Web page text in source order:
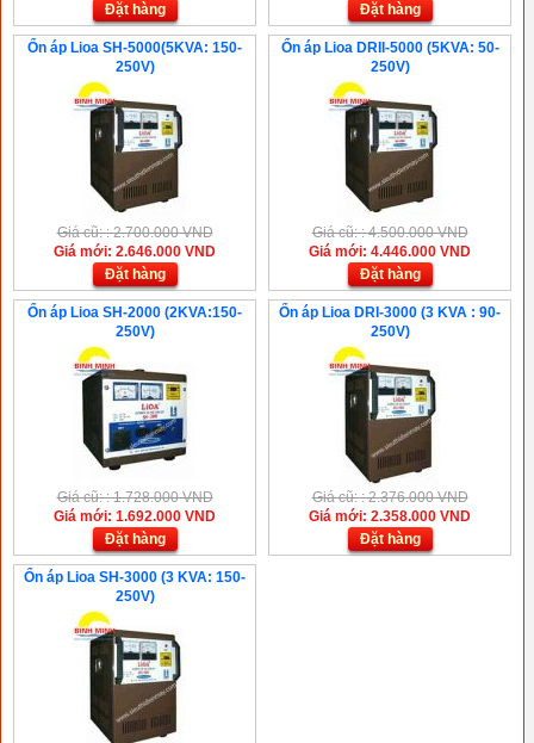
Đặt hàng
Đặt hàng
Ổn áp Lioa SH-5000(5KVA: 150-
250V)
Giá cũ: : 2.700.000 VND
Giá mới: 2.646.000 VND
Đặt hàng
Ổn áp Lioa DRII-5000 (5KVA: 50-
250V)
Giá cũ: : 4.500.000 VND
Giá mới: 4.446.000 VND
Đặt hàng
Ổn áp Lioa SH-2000 (2KVA:150-
250V)
Giá cũ: : 1.728.000 VND
Giá mới: 1.692.000 VND
Đặt hàng
Ổn áp Lioa DRI-3000 (3 KVA : 90-
250V)
Giá cũ: : 2.376.000 VND
Giá mới: 2.358.000 VND
Đặt hàng
Ổn áp Lioa SH-3000 (3 KVA: 150-
250V)